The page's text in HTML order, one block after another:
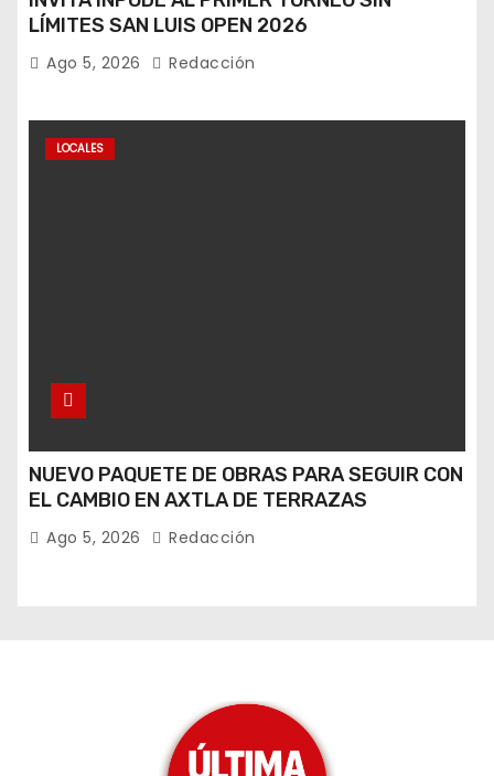
LÍMITES SAN LUIS OPEN 2026
Ago 5, 2026 Redacción
LOCALES
NUEVO PAQUETE DE OBRAS PARA SEGUIR CON
EL CAMBIO EN AXTLA DE TERRAZAS
Ago 5, 2026 Redacción